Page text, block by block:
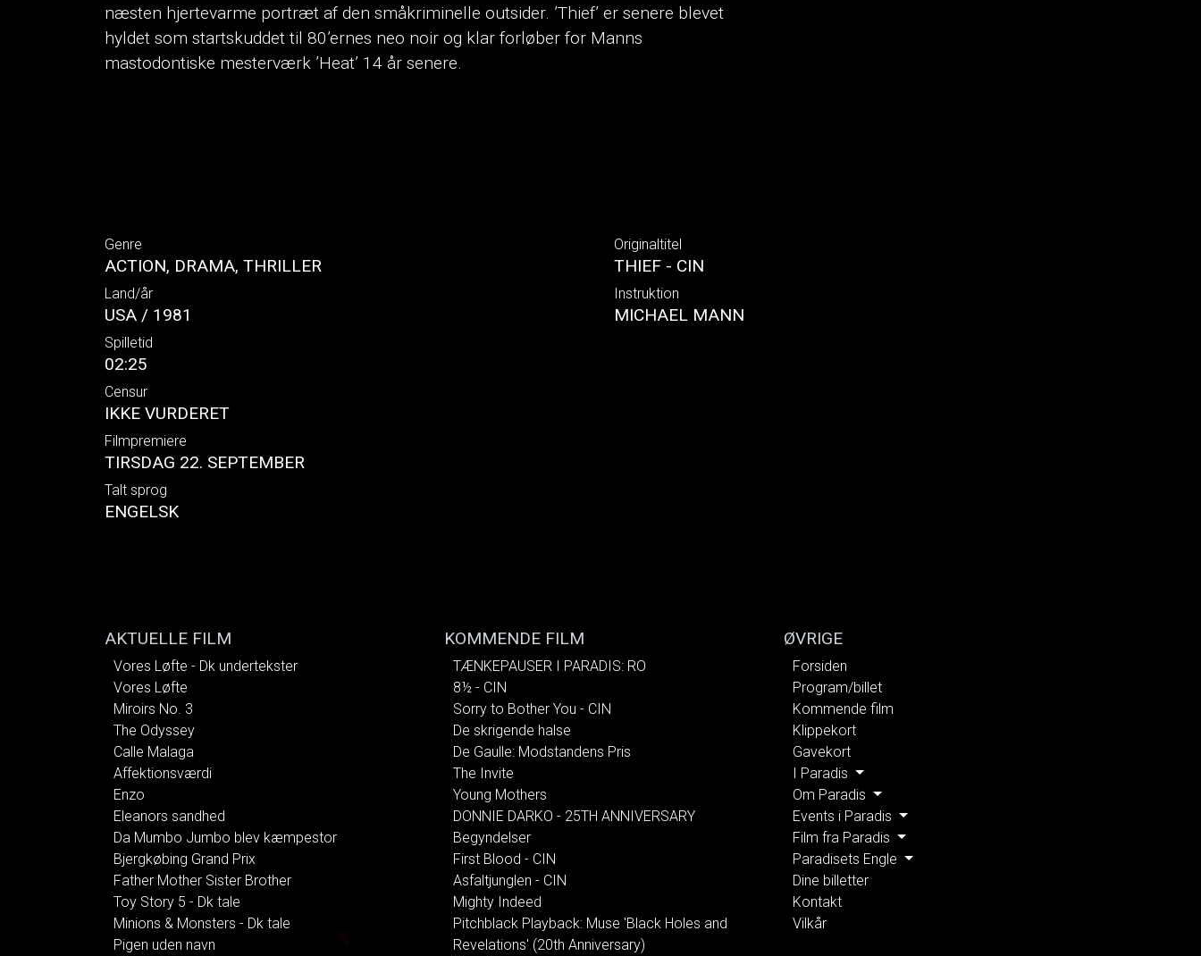
næsten hjertevarme portræt af den småkriminelle outsider. ’Thief’ er senere blevet
hyldet som startskuddet til 80’ernes neo noir og klar forløber for Manns
mastodontiske mesterværk ’Heat’ 14 år senere.
Genre
ACTION, DRAMA, THRILLER
Land/år
USA / 1981
Spilletid
02:25
Censur
IKKE VURDERET
Filmpremiere
TIRSDAG 22. SEPTEMBER
Talt sprog
ENGELSK
Originaltitel
THIEF - CIN
Instruktion
MICHAEL MANN
AKTUELLE FILM
Vores Løfte - Dk undertekster
Vores Løfte
Miroirs No. 3
The Odyssey
Calle Malaga
Affektionsværdi
Enzo
Eleanors sandhed
Da Mumbo Jumbo blev kæmpestor
Bjergkøbing Grand Prix
Father Mother Sister Brother
Toy Story 5 - Dk tale
Minions & Monsters - Dk tale
Pigen uden navn
KOMMENDE FILM
TÆNKEPAUSER I PARADIS: RO
8½ - CIN
Sorry to Bother You - CIN
De skrigende halse
De Gaulle: Modstandens Pris
The Invite
Young Mothers
DONNIE DARKO - 25TH ANNIVERSARY
Begyndelser
First Blood - CIN
Asfaltjunglen - CIN
Mighty Indeed
Pitchblack Playback: Muse 'Black Holes and
Revelations' (20th Anniversary)
ØVRIGE
Forsiden
Program/billet
Kommende film
Klippekort
Gavekort
I Paradis
Om Paradis
Events i Paradis
Film fra Paradis
Paradisets Engle
Dine billetter
Kontakt
Vilkår